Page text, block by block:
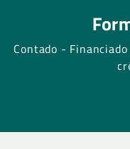
Contado -